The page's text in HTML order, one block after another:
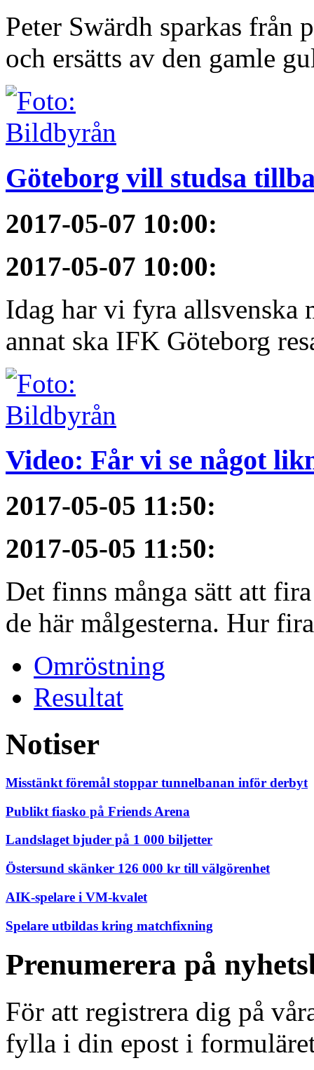
Peter Swärdh sparkas från
och ersätts av den gamle
Göteborg vill studsa
2017-05-07 10:00:
2017-05-07 10:00:
Idag har vi fyra allsvenska
annat ska IFK Göteborg
Video: Får vi se något
2017-05-05 11:50:
2017-05-05 11:50:
Det finns många sätt att
de här målgesterna. Hur
Omröstning
Resultat
Notiser
Misstänkt föremål stoppar tunnelbanan inför derbyt
Publikt fiasko på Friends Arena
Landslaget bjuder på 1 000 biljetter
Östersund skänker 126 000 kr till välgörenhet
AIK-spelare i VM-kvalet
Spelare utbildas kring matchfixning
Prenumerera på
För att registrera dig på
fylla i din epost i